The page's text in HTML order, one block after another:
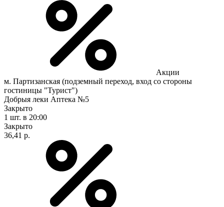
Акции
м. Партизанская (подземный переход, вход со стороны
гостиницы "Турист")
Добрыя леки Аптека №5
Закрыто
1 шт. в 20:00
Закрыто
36,41 р.